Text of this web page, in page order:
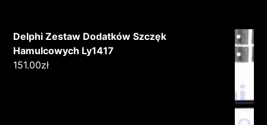
Delphi Zestaw Dodatków Szczęk
Hamulcowych Ly1417
151.00zł